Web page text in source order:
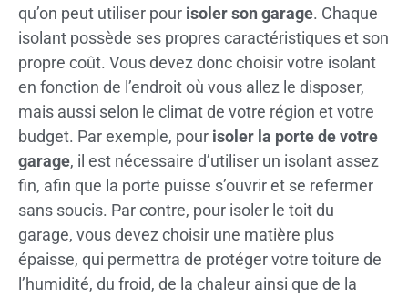
qu’on peut utiliser pour isoler son garage. Chaque
isolant possède ses propres caractéristiques et son
propre coût. Vous devez donc choisir votre isolant
en fonction de l’endroit où vous allez le disposer,
mais aussi selon le climat de votre région et votre
budget. Par exemple, pour isoler la porte de votre
garage, il est nécessaire d’utiliser un isolant assez
fin, afin que la porte puisse s’ouvrir et se refermer
sans soucis. Par contre, pour isoler le toit du
garage, vous devez choisir une matière plus
épaisse, qui permettra de protéger votre toiture de
l’humidité, du froid, de la chaleur ainsi que de la